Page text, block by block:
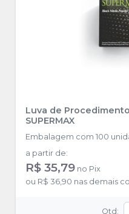
Luva de
SUPERMAX
Embalagem com 100
a partir de:
R$ 35,79 no Pix
ou R$ 36,90 nas demais
Qtd :